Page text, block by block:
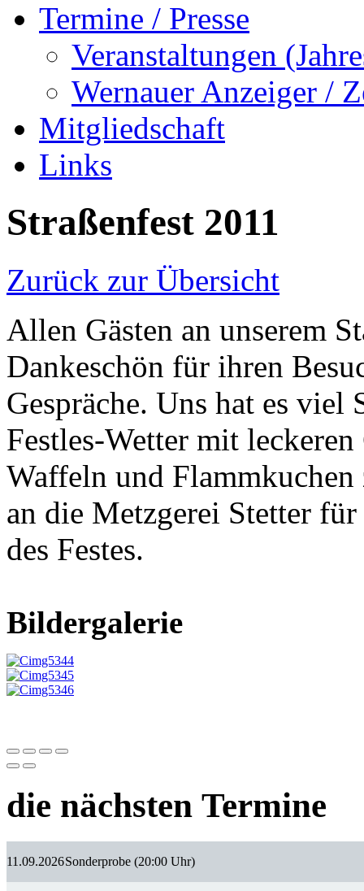
Termine / Presse
Veranstaltungen
Wernauer Anzeiger /
Mitgliedschaft
Links
Straßenfest 2011
Zurück zur Übersicht
Allen Gästen an unserem
Dankeschön für ihren
Gespräche. Uns hat es viel
Festles-Wetter mit
Waffeln und
an die Metzgerei Stetter
des Festes.
Bildergalerie
die nächsten Termine
11.09.2026Sonderprobe (20:00 Uhr)